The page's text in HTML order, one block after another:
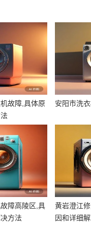
故障,具体原
安阳市洗
障高陵区,具
方法
黄岩澄江
因和详细